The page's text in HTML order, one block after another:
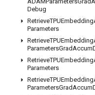
Debug
RetrieveTPUEmbedding
Parameters
RetrieveTPUEmbedding
ParametersGradAccum
RetrieveTPUEmbedding
Parameters
RetrieveTPUEmbedding
ParametersGradAccum